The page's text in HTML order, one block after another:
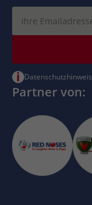
i Datenschutzhinweis
Partner von: